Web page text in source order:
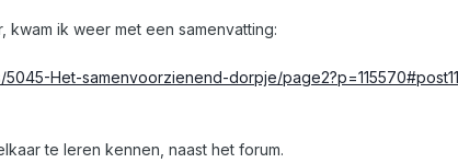
ik weer met een samenvatting:
Het-samenvoorzienend-dorpje/
te leren kennen, naast het forum.